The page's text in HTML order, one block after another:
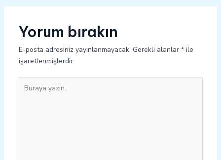
Yorum bırakın
E-posta adresiniz yayınlanmayacak. Gerekli alanlar *ile
işaretlenmişlerdir
yazın..